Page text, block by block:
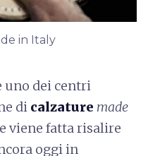
in Italy
uno dei centri
di calzature made
viene fatta risalire
oggi in